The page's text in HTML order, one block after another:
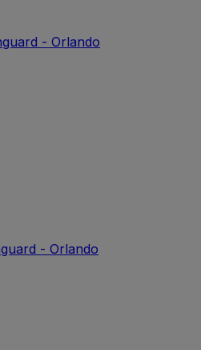
- Orlando
- Orlando